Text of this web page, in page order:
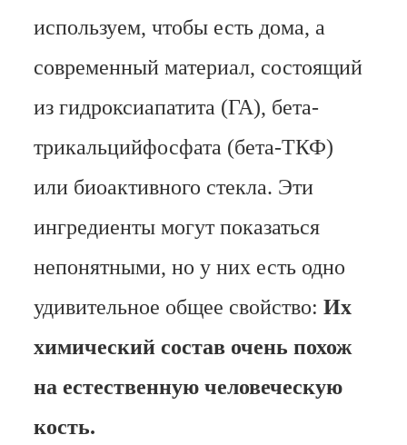
используем, чтобы есть дома, а
современный материал, состоящий
из гидроксиапатита (ГА), бета-
трикальцийфосфата (бета-ТКФ)
или биоактивного стекла. Эти
ингредиенты могут показаться
непонятными, но у них есть одно
удивительное общее свойство:Их
химический состав очень похож
на естественную человеческую
кость.